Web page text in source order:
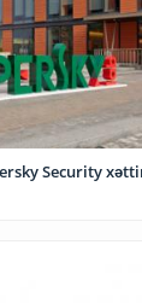
Security